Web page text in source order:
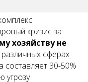
кризис за
хозяйству не
сферах
30-50%
угрозу